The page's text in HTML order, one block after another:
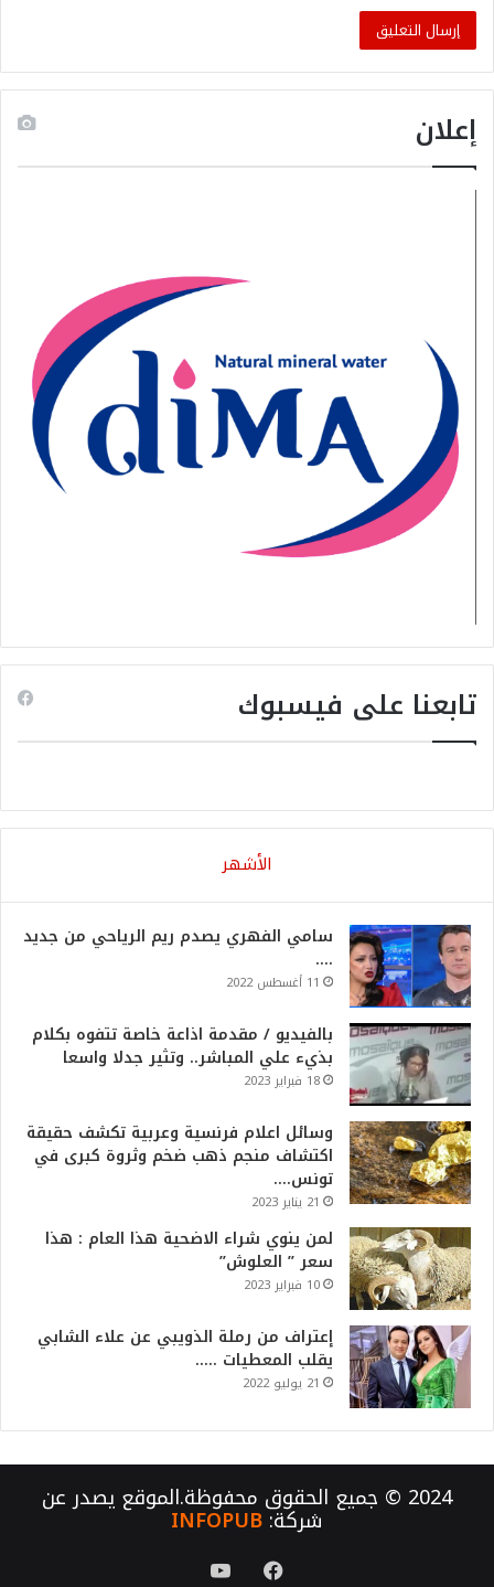
إعلان
تابعنا على فيسبوك
الأشهر
سامي الفهري يصدم ريم الرياحي من جديد
….
11 أغسطس 2022
بالفيديو / مقدمة اذاعة خاصة تتفوه بكلام
بذيء علي المباشر.. وتثير جدلا واسعا
18 فبراير 2023
وسائل اعلام فرنسية وعربية تكشف حقيقة
اكتشاف منجم ذهب ضخم وثروة كبرى في
تونس….
21 يناير 2023
لمن ينوي شراء الاضحية هذا العام : هذا
سعر ” العلوش”
10 فبراير 2023
إعتراف من رملة الذويبي عن علاء الشابي
يقلب المعطيات …..
21 يوليو 2022
2024 © جميع الحقوق محفوظة.الموقع يصدر عن
شركة:INFOPUB
فيسبوكيوتيوب